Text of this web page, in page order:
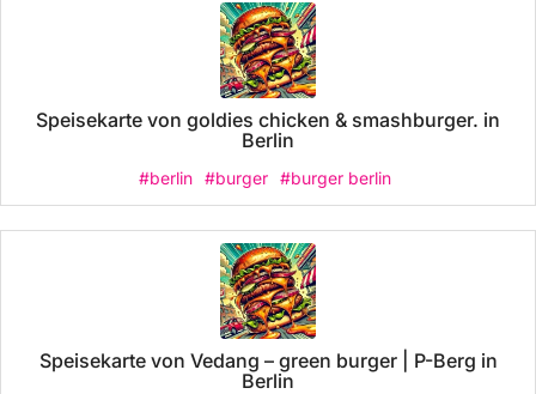
Speisekarte von goldies chicken & smashburger. in
Berlin
#berlin #burger #burger berlin
Speisekarte von Vedang – green burger | P-Berg in
Berlin